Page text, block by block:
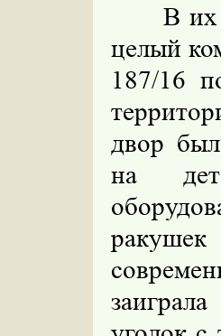
В их
целый
187/16
двор
на